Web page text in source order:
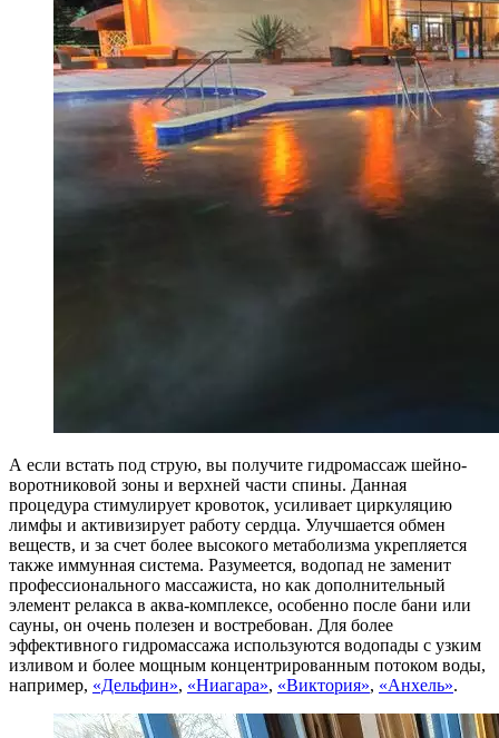
А если встать под струю, вы получите гидромассаж шейно-
воротниковой зоны и верхней части спины. Данная
процедура стимулирует кровоток, усиливает циркуляцию
лимфы и активизирует работу сердца. Улучшается обмен
веществ, и за счет более высокого метаболизма укрепляется
также иммунная система. Разумеется, водопад не заменит
профессионального массажиста, но как дополнительный
элемент релакса в аква-комплексе, особенно после бани или
сауны, он очень полезен и востребован. Для более
эффективного гидромассажа используются водопады с узким
изливом и более мощным концентрированным потоком воды,
например, «Дельфин», «Ниагара», «Виктория», «Анхель».